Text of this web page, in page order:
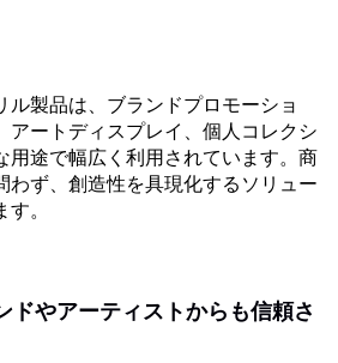
ル製品は、ブランドプロモーショ
アートディスプレイ、個人コレクシ
用途で幅広く利用されています。商
わず、創造性を具現化するソリュー
。
ドやアーティストからも信頼さ